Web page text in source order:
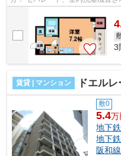
3
賃貸 | マンション ドエル
敷0
5.4万
地下
地下
阪和線